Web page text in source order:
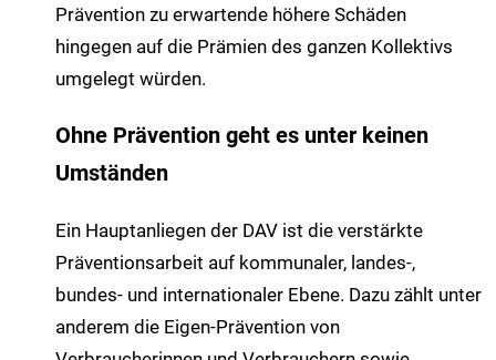
Prävention zu erwartende höhere Schäden
hingegen auf die Prämien des ganzen Kollektivs
umgelegt würden.
Ohne Prävention geht es unter keinen
Umständen
Ein Hauptanliegen der DAV ist die verstärkte
Präventionsarbeit auf kommunaler, landes-,
bundes- und internationaler Ebene. Dazu zählt unter
anderem die Eigen-Prävention von